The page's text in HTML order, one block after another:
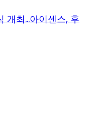
개최…아이센스, 후